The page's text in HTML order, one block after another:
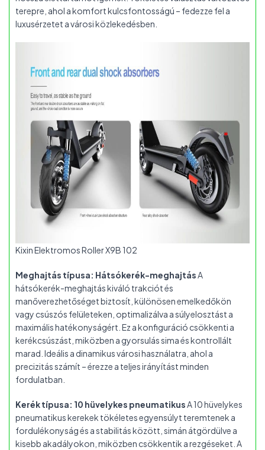
terepre, ahol a komfort kulcsfontosságú – fedezze fel a
luxusérzetet a városi közlekedésben.
Kixin Elektromos Roller X9B 102
Meghajtás típusa: Hátsókerék-meghajtásA
hátsókerék-meghajtás kiváló trakciót és
manőverezhetőséget biztosít, különösen emelkedőkön
vagy csúszós felületeken, optimalizálva a súlyelosztást a
maximális hatékonyságért. Ez a konfiguráció csökkenti a
kerékcsúszást, miközben a gyorsulás sima és kontrollált
marad. Ideális a dinamikus városi használatra, ahol a
precizitás számít – érezze a teljes irányítást minden
fordulatban.
Kerék típusa: 10 hüvelykes pneumatikusA 10 hüvelykes
pneumatikus kerekek tökéletes egyensúlyt teremtenek a
fordulékonyság és a stabilitás között, simán átgördülve a
kisebb akadályokon, miközben csökkentik a rezgéseket. A